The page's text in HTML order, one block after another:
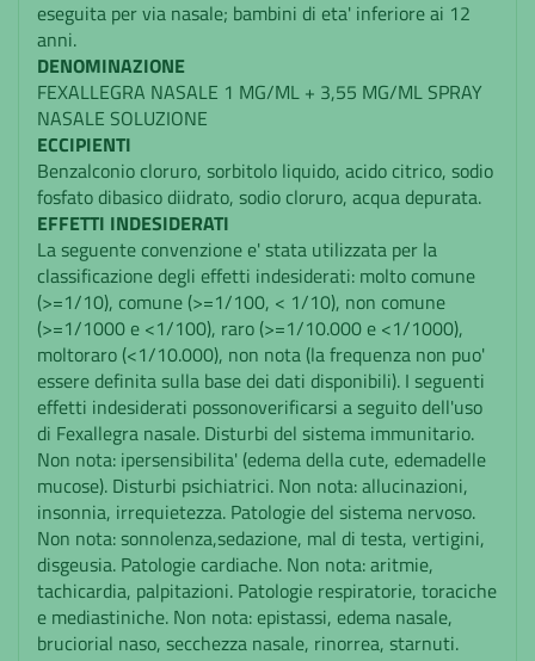
eseguita per via nasale; bambini di eta' inferiore ai 12
anni.
DENOMINAZIONE
FEXALLEGRA NASALE 1 MG/ML + 3,55 MG/ML SPRAY
NASALE SOLUZIONE
ECCIPIENTI
Benzalconio cloruro, sorbitolo liquido, acido citrico, sodio
fosfato dibasico diidrato, sodio cloruro, acqua depurata.
EFFETTI INDESIDERATI
La seguente convenzione e' stata utilizzata per la
classificazione degli effetti indesiderati: molto comune
(>=1/10), comune (>=1/100, < 1/10), non comune
(>=1/1000 e <1/100), raro (>=1/10.000 e <1/1000),
moltoraro (<1/10.000), non nota (la frequenza non puo'
essere definita sulla base dei dati disponibili). I seguenti
effetti indesiderati possonoverificarsi a seguito dell'uso
di Fexallegra nasale. Disturbi del sistema immunitario.
Non nota: ipersensibilita' (edema della cute, edemadelle
mucose). Disturbi psichiatrici. Non nota: allucinazioni,
insonnia, irrequietezza. Patologie del sistema nervoso.
Non nota: sonnolenza,sedazione, mal di testa, vertigini,
disgeusia. Patologie cardiache. Non nota: aritmie,
tachicardia, palpitazioni. Patologie respiratorie, toraciche
e mediastiniche. Non nota: epistassi, edema nasale,
bruciorial naso, secchezza nasale, rinorrea, starnuti.